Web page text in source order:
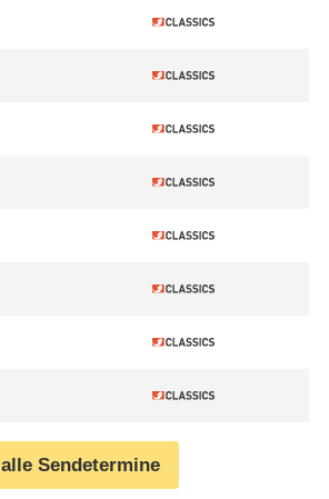
alle Sendetermine